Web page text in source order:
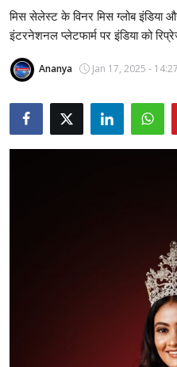
देश
बिज़नेस
राजनीति
मनोरंजन
मिस सेलेस्ट के विनर मिस ग्लोब इंडिया
इंटरनेशनल प्लेटफार्म पर इंडिया को
Ananya Jan 17, 2025 - 14:27